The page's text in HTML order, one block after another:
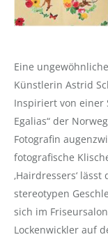
Eine
Künstlerin Astrid
Inspiriert von einer
Egalias“ der
Fotografin
fotografische
‚Hairdressers‘
stereotypen
sich im
Lockenwickler auf